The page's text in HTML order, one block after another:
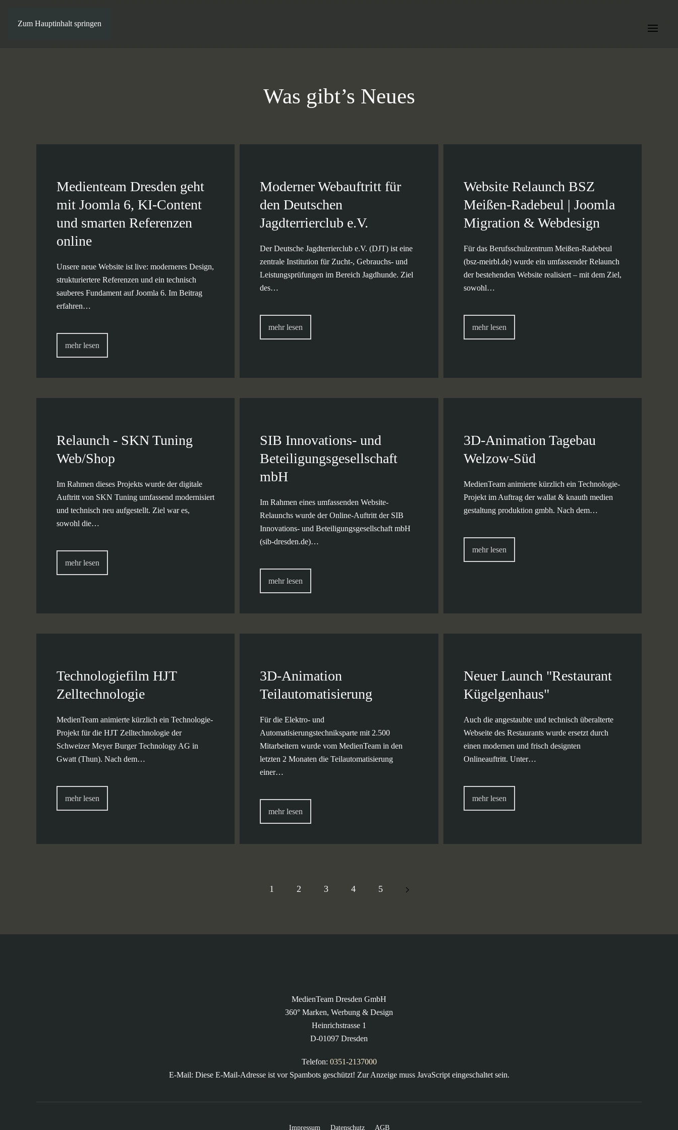
Zum Hauptinhalt springen
Was gibt’s Neues
Medienteam Dresden geht
mit Joomla 6, KI-Content
und smarten Referenzen
online
Unsere neue Website ist live: moderneres Design,
strukturiertere Referenzen und ein technisch
sauberes Fundament auf Joomla 6. Im Beitrag
erfahren…
mehr lesen
Moderner Webauftritt für
den Deutschen
Jagdterrierclub e.V.
Der Deutsche Jagdterrierclub e.V. (DJT) ist eine
zentrale Institution für Zucht-, Gebrauchs- und
Leistungsprüfungen im Bereich Jagdhunde. Ziel
des…
mehr lesen
Website Relaunch BSZ
Meißen-Radebeul | Joomla
Migration & Webdesign
Für das Berufsschulzentrum Meißen-Radebeul
(bsz-meirbl.de) wurde ein umfassender Relaunch
der bestehenden Website realisiert – mit dem Ziel,
sowohl…
mehr lesen
Relaunch - SKN Tuning
Web/Shop
Im Rahmen dieses Projekts wurde der digitale
Auftritt von SKN Tuning umfassend modernisiert
und technisch neu aufgestellt. Ziel war es,
sowohl die…
mehr lesen
SIB Innovations- und
Beteiligungsgesellschaft
mbH
Im Rahmen eines umfassenden Website-
Relaunchs wurde der Online-Auftritt der SIB
Innovations- und Beteiligungsgesellschaft mbH
(sib-dresden.de)…
mehr lesen
3D-Animation Tagebau
Welzow-Süd
MedienTeam animierte kürzlich ein Technologie-
Projekt im Auftrag der wallat & knauth medien
gestaltung produktion gmbh. Nach dem…
mehr lesen
Technologiefilm HJT
Zelltechnologie
MedienTeam animierte kürzlich ein Technologie-
Projekt für die HJT Zelltechnologie der
Schweizer Meyer Burger Technology AG in
Gwatt (Thun). Nach dem…
mehr lesen
3D-Animation
Teilautomatisierung
Für die Elektro- und
Automatisierungstechniksparte mit 2.500
Mitarbeitern wurde vom MedienTeam in den
letzten 2 Monaten die Teilautomatisierung
einer…
mehr lesen
Neuer Launch "Restaurant
Kügelgenhaus"
Auch die angestaubte und technisch überalterte
Webseite des Restaurants wurde ersetzt durch
einen modernen und frisch designten
Onlineauftritt. Unter…
mehr lesen
1 2 3 4 5
MedienTeam Dresden GmbH
360° Marken, Werbung & Design
Heinrichstrasse 1
D-01097 Dresden
Telefon: 0351-2137000
E-Mail: Diese E-Mail-Adresse ist vor Spambots geschützt! Zur Anzeige muss JavaScript eingeschaltet sein.
Impressum Datenschutz AGB